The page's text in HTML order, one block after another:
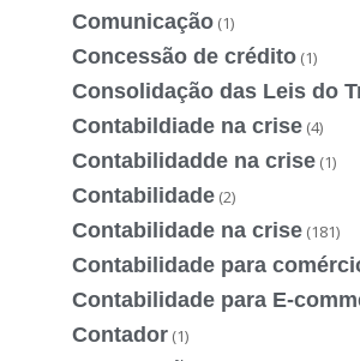
Comunicação (1)
Concessão de crédito (1)
Consolidação das Leis do
Contabildiade na crise (4)
Contabilidadde na crise (1)
Contabilidade (2)
Contabilidade na crise (181)
Contabilidade para
Contabilidade para E-
Contador (1)